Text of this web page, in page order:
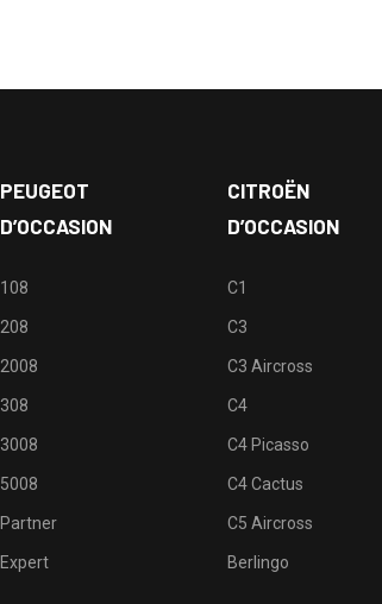
PEUGEOT
D’OCCASION
108
208
2008
308
3008
5008
Partner
Expert
CITROËN
D’OCCASION
C1
C3
C3 Aircross
C4
C4 Picasso
C4 Cactus
C5 Aircross
Berlingo